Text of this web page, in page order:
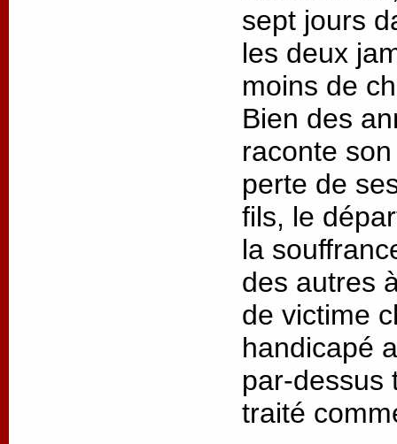
sept jours
les deux
moins de
Bien des
raconte
perte de
fils, le
la
des autres
de victime
handicapé
par-dessus
traité